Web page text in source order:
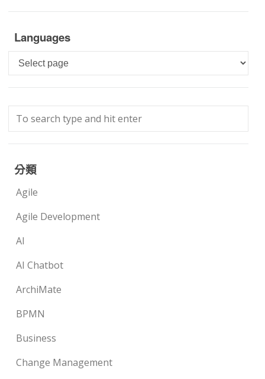
Languages
Languages
分類
Agile
Agile Development
AI
AI Chatbot
ArchiMate
BPMN
Business
Change Management